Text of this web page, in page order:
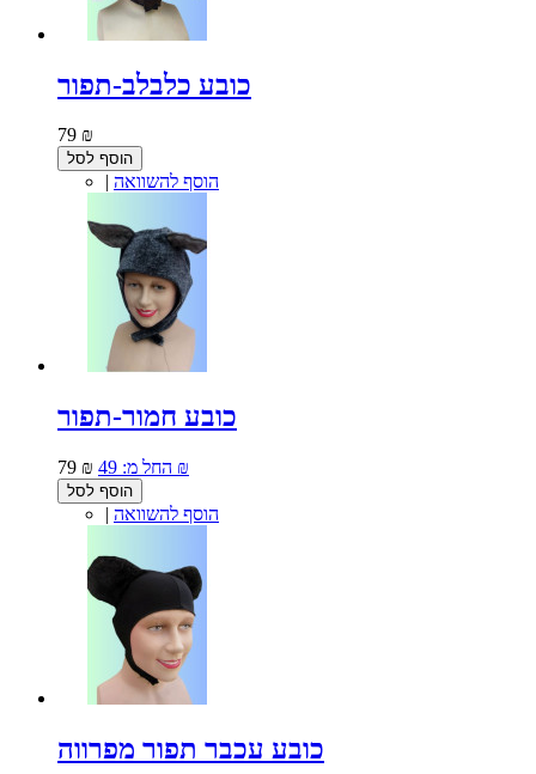
כובע כלבלב-תפור
79 ₪
הוסף לסל
| הוסף להשוואה
כובע חמור-תפור
79 ₪ החל מ: 49 ₪
הוסף לסל
| הוסף להשוואה
כובע עכבר תפור מפרווה